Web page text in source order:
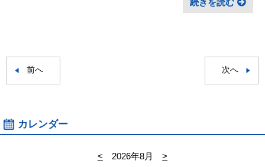
続きを読む
前へ 次へ
カレンダー
< 2026年8月
>